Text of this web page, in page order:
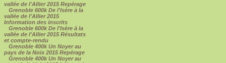
vallée de l'Allier 2015 Repérage
Grenoble 600k De l'Isère à la
vallée de l'Allier 2015
Information des inscrits
Grenoble 600k De l'Isère à la
vallée de l'Allier 2015 Résultats
et compte-rendu
Grenoble 400k Un Noyer au
pays de la Noix 2015 Repérage
Grenoble 400k Un Noyer au